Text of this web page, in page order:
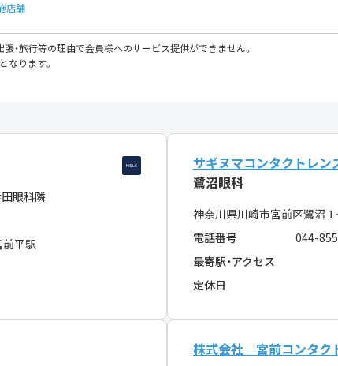
店舗
張・旅行等の理由で会員様へのサービス提供ができません。
なります。
眼科隣
平駅
サギヌマコンタクトレン
鷺沼眼科
神奈川県川崎市宮前区鷺沼
電話番号
044-
最寄駅・アクセス
定休日
株式会社 宮前コンタク